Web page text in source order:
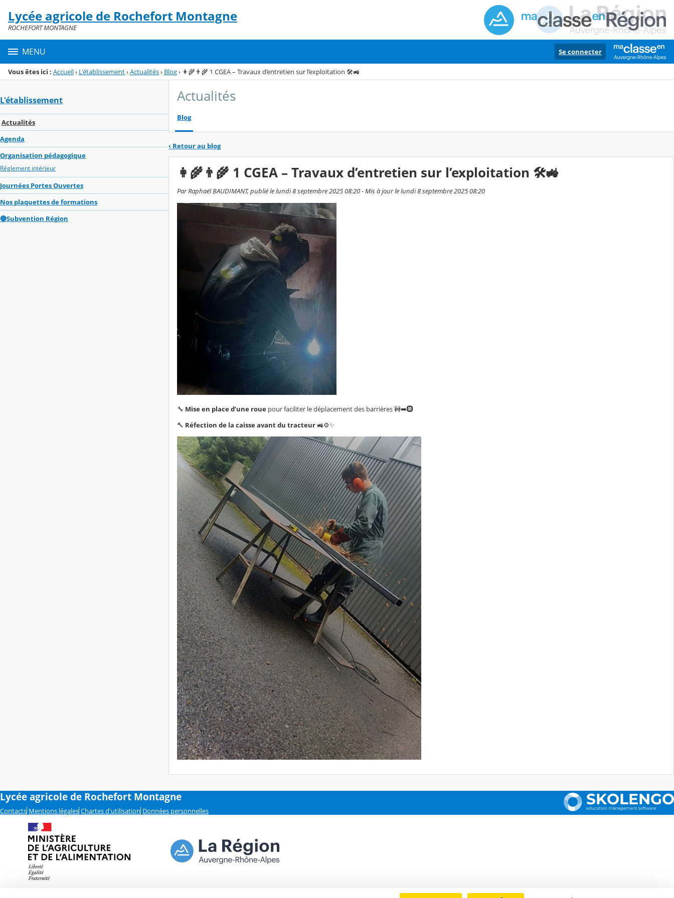
Menu de la rubrique
Contenu
Lycée agricole de Rochefort Montagne
ROCHEFORT MONTAGNE
MENU Se connecter
Vous êtes ici : Accueil› L'établissement›Actualités› Blog› 👩‍🌾👨‍🌾 1 CGEA – Travaux d’entretien sur l’exploitation 🛠️🚜
L'établissement
Actualités
Agenda
Organisation pédagogique
Réglement intérieur
Journées Portes Ouvertes
Nos plaquettes de formations
🔵Subvention Région
Actualités
Blog
‹ Retour au blog
👩‍🌾👨‍🌾 1 CGEA – Travaux d’entretien sur l’exploitation 🛠️🚜
Par Raphaël BAUDIMANT, publié le lundi 8 septembre 2025 08:20 - Mis à jour le lundi 8 septembre 2025 08:20
🔧 Mise en place d’une roue pour faciliter le déplacement des barrières 🚧➡️🛞
🔨 Réfection de la caisse avant du tracteur🚜⚙️✨
Lycée agricole de Rochefort Montagne
Contacts Mentions légales Chartes d'utilisation Données personnelles